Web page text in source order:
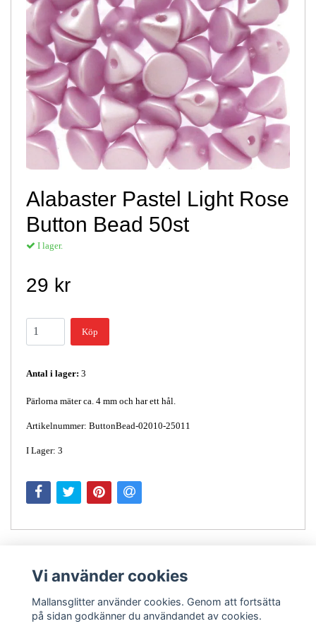
Alabaster Pastel Light Rose
Button Bead 50st
I lager.
29 kr
Köp
Antal i lager: 3
Pärlorna mäter ca. 4 mm och har ett hål.
Artikelnummer: ButtonBead-02010-25011
I Lager: 3
Vi använder cookies
Mallansglitter använder cookies. Genom att fortsätta
på sidan godkänner du användandet av cookies.